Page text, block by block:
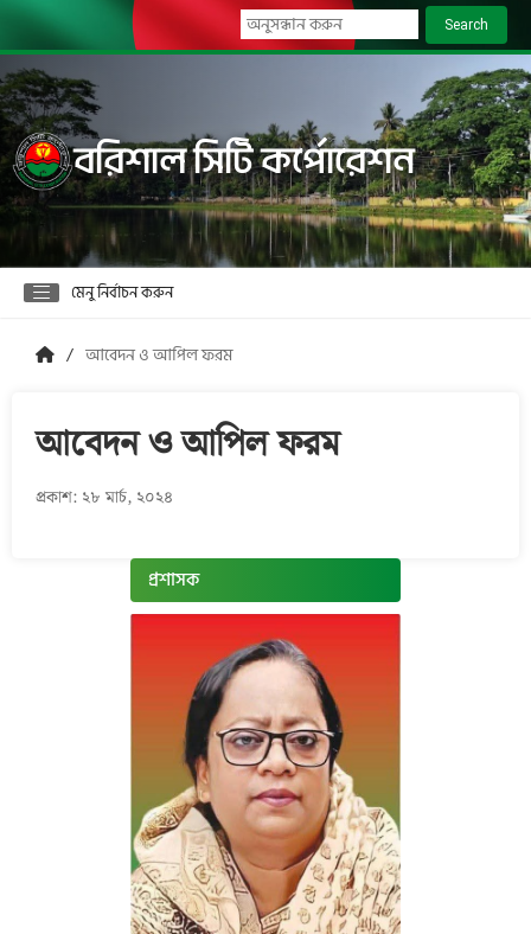
Search
বরিশাল সিটি কর্পোরেশন
মেনু নির্বাচন করুন
আবেদন ও আপিল ফরম
আবেদন ও আপিল ফরম
প্রকাশ: ২৮ মার্চ, ২০২৪
প্রশাসক